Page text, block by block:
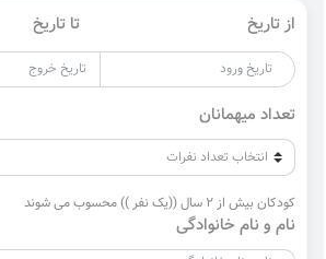
از تاریخ تا تاریخ
تعداد میهمانان
کودکان بیش از 2 سال ((یک نفر )) محسوب می شوند
نام و نام خانوادگی